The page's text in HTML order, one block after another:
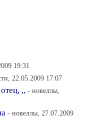
19:31
22.05.2009 17:07
,, - новеллы,
- новеллы, 27.07.2009